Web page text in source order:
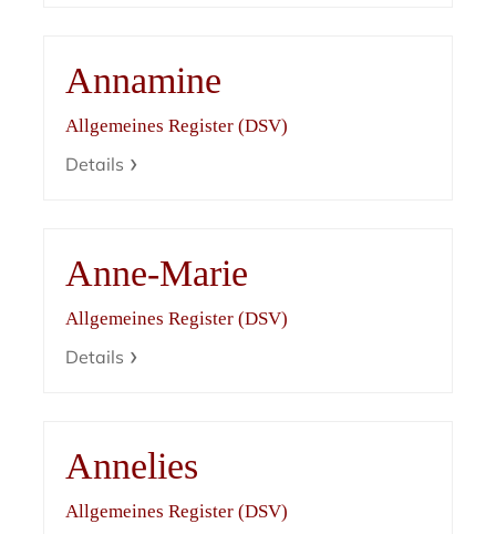
Annamine
Allgemeines Register (DSV)
Details
Anne-Marie
Allgemeines Register (DSV)
Details
Annelies
Allgemeines Register (DSV)